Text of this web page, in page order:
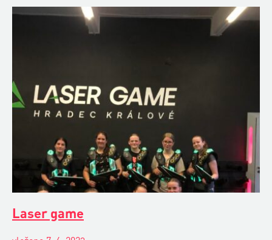
Laser game